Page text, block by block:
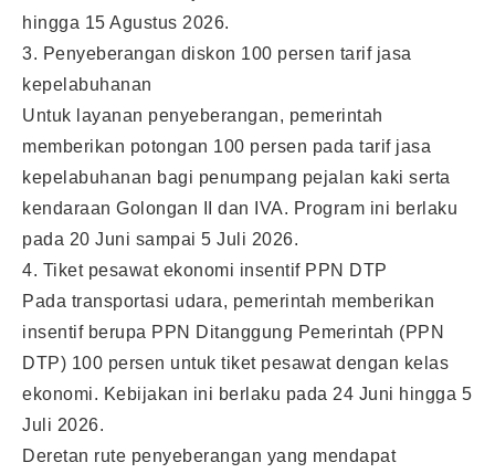
hingga 15 Agustus 2026.
3. Penyeberangan diskon 100 persen tarif jasa
kepelabuhanan
Untuk layanan penyeberangan, pemerintah
memberikan potongan 100 persen pada tarif jasa
kepelabuhanan bagi penumpang pejalan kaki serta
kendaraan Golongan II dan IVA. Program ini berlaku
pada 20 Juni sampai 5 Juli 2026.
4. Tiket pesawat ekonomi insentif PPN DTP
Pada transportasi udara, pemerintah memberikan
insentif berupa PPN Ditanggung Pemerintah (PPN
DTP) 100 persen untuk tiket pesawat dengan kelas
ekonomi. Kebijakan ini berlaku pada 24 Juni hingga 5
Juli 2026.
Deretan rute penyeberangan yang mendapat